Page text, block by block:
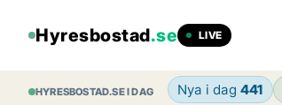
Hyresbostad.se LIVE
HYRESBOSTAD.SE I DAG Nya i dag 441